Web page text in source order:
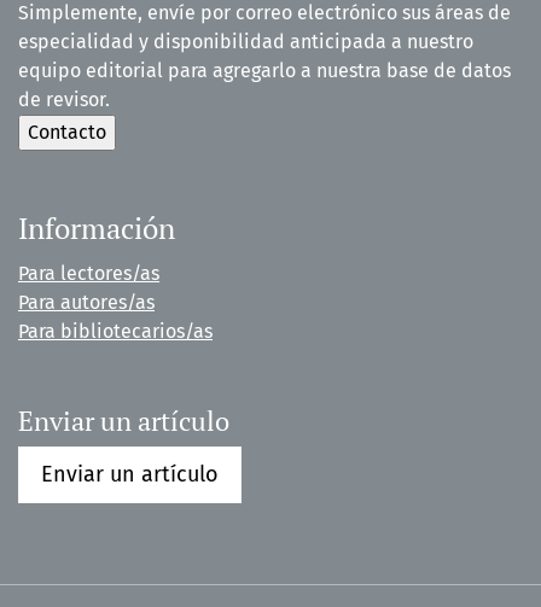
Simplemente, envíe por correo electrónico sus áreas de
especialidad y disponibilidad anticipada a nuestro
equipo editorial para agregarlo a nuestra base de datos
de revisor.
Información
Para lectores/as
Para autores/as
Para bibliotecarios/as
Enviar un artículo
Enviar un artículo